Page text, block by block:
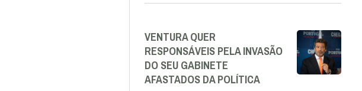
VENTURA QUER
RESPONSÁVEIS PELA INVASÃO
DO SEU GABINETE
AFASTADOS DA POLÍTICA